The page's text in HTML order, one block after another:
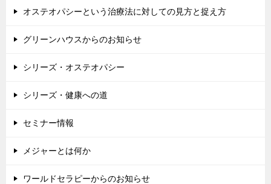
オステオパシーという治療法に対しての見方と捉え方
グリーンハウスからのお知らせ
シリーズ・オステオパシー
シリーズ・健康への道
セミナー情報
メジャーとは何か
ワールドセラピーからのお知らせ